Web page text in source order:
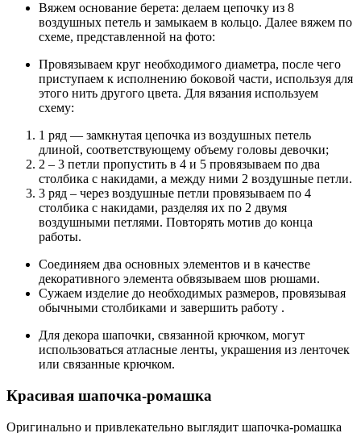
Вяжем основание берета: делаем цепочку из 8
воздушных петель и замыкаем в кольцо. Далее вяжем по
схеме, представленной на фото:
Провязываем круг необходимого диаметра, после чего
приступаем к исполнению боковой части, используя для
этого нить другого цвета. Для вязания используем
схему:
1 ряд — замкнутая цепочка из воздушных петель
длиной, соответствующему объему головы девочки;
2 – 3 петли пропустить в 4 и 5 провязываем по два
столбика с накидами, а между ними 2 воздушные петли.
3 ряд – через воздушные петли провязываем по 4
столбика с накидами, разделяя их по 2 двумя
воздушными петлями. Повторять мотив до конца
работы.
Соединяем два основных элементов и в качестве
декоративного элемента обвязываем шов рюшами.
Сужаем изделие до необходимых размеров, провязывая
обычными столбиками и завершить работу .
Для декора шапочки, связанной крючком, могут
использоваться атласные ленты, украшения из ленточек
или связанные крючком.
Красивая шапочка-ромашка
Оригинально и привлекательно выглядит шапочка-ромашка